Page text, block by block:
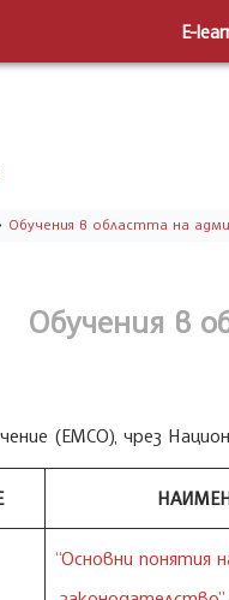
E-
Обучения в областта на
Обучения в
(ЕМСО), чрез
“Основни понятия